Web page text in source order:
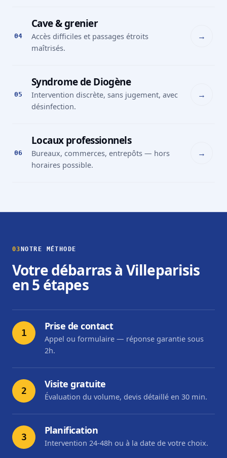
04
Cave & grenier
Accès difficiles et passages étroits
maîtrisés.
→
05
Syndrome de Diogène
Intervention discrète, sans jugement, avec
désinfection.
→
06
Locaux professionnels
Bureaux, commerces, entrepôts — hors
horaires possible.
→
03 NOTRE MÉTHODE
Votre débarras à Villeparisis
en 5 étapes
1
Prise de contact
Appel ou formulaire — réponse garantie sous
2h.
2
Visite gratuite
Évaluation du volume, devis détaillé en 30 min.
3
Planification
Intervention 24-48h ou à la date de votre choix.